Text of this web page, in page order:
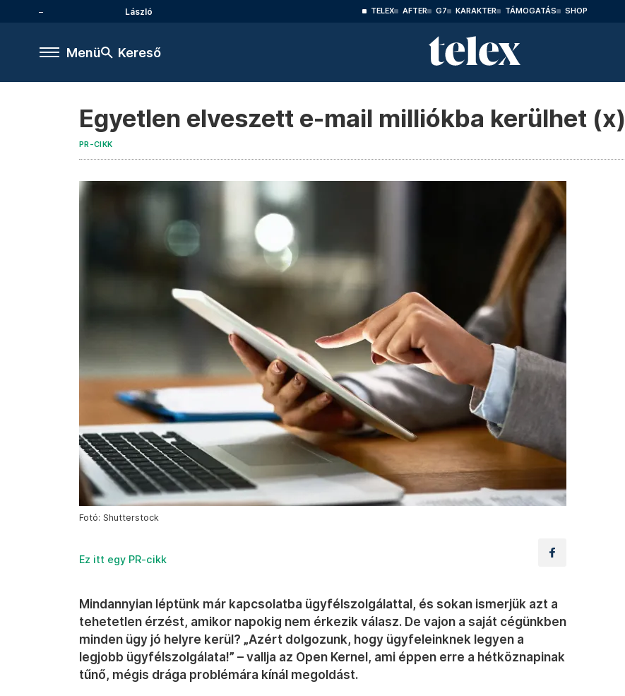
László TELEX AFTER G7 KARAKTER TÁMOGATÁS SHOP
Menü Kereső
Egyetlen elveszett e-mail milliókba kerülhet (x)
PR-CIKK
Fotó: Shutterstock
Ez itt egy PR-cikk
Mindannyian léptünk már kapcsolatba ügyfélszolgálattal, és sokan ismerjük azt a
tehetetlen érzést, amikor napokig nem érkezik válasz. De vajon a saját cégünkben
minden ügy jó helyre kerül? „Azért dolgozunk, hogy ügyfeleinknek legyen a
legjobb ügyfélszolgálata!” – vallja az Open Kernel, ami éppen erre a hétköznapinak
tűnő, mégis drága problémára kínál megoldást.